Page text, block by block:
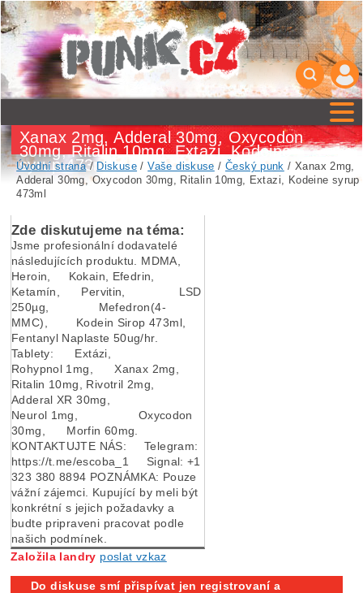
Xanax 2mg, Adderal 30mg, Oxycodon
30mg, Ritalin 10mg, Extazi, Kodeine
syrup 473ml
Úvodní strana/ Diskuse /Vaše diskuse / Český punk / Xanax 2mg,
Adderal 30mg, Oxycodon 30mg, Ritalin 10mg, Extazi, Kodeine syrup
473ml
Zde diskutujeme na téma:
Jsme profesionální dodavatelé
následujících produktu. MDMA,
Heroin, Kokain, Efedrin,
Ketamín, Pervitin, LSD
250µg, Mefedron(4-
MMC), Kodein Sirop 473ml,
Fentanyl Naplaste 50ug/hr.
Tablety: Extázi,
Rohypnol 1mg, Xanax 2mg,
Ritalin 10mg, Rivotril 2mg,
Adderal XR 30mg,
Neurol 1mg, Oxycodon
30mg, Morfin 60mg.
KONTAKTUJTE NÁS: Telegram:
https://t.me/escoba_1 Signal: +1
323 380 8894 POZNÁMKA: Pouze
vážní zájemci. Kupující by meli být
konkrétní s jejich požadavky a
budte pripraveni pracovat podle
našich podmínek.
Založila landry poslat vzkaz
Do diskuse smí přispívat jen registrovaní a